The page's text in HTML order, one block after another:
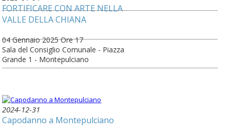
FORTIFICARE CON ARTE NELLA
VALLE DELLA CHIANA
04 Gennaio 2025 Ore 17
Sala del Consiglio Comunale - Piazza
Grande 1 - Montepulciano
2024-12-31
Capodanno a Montepulciano